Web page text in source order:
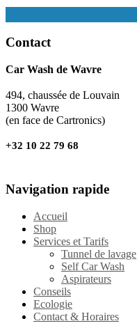
Contact
Car Wash de Wavre
494, chaussée de Louvain
1300 Wavre
(en face de Cartronics)
+32 10 22 79 68
Navigation rapide
Accueil
Shop
Services et Tarifs
Tunnel de lavage
Self Car Wash
Aspirateurs
Conseils
Ecologie
Contact & Horaires